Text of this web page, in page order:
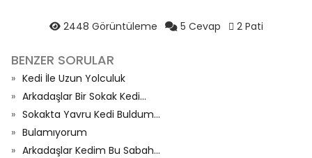
2448 Görüntüleme 5 Cevap 2 Pati
BENZER SORULAR
Kedi İle Uzun Yolculuk
Arkadaşlar Bir Sokak Kedi...
Sokakta Yavru Kedi Buldum...
Bulamıyorum
Arkadaşlar Kedim Bu Sabah...